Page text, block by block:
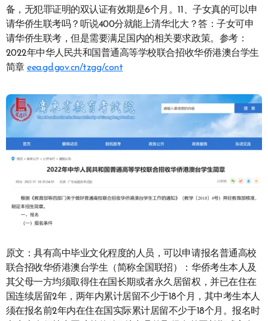
备，无犯罪证明的双认证有效期是6个月。11、子女真的可以申
请华侨生联考吗？听说400分就能上清华北大？答：子女可申
请华侨生联考，但是需要满足国内的相关要求政策。参考：
2022年中华人民共和国普通高等学校联合招收华侨港澳台学生
简章eea.gd.gov.cn/tzgg/cont
原文：具有高中毕业文化程度的人员，可以申请报名普通高校
联合招收华侨港澳台学生（简称全国联招）：华侨考生本人及
其父母一方均须取得住在国长期或者永久居留权，并已在住在
国连续居留2年，两年内累计居留不少于18个月，其中考生本人
须在报名前2年内在住在国实际累计居留不少于18个月。报名时